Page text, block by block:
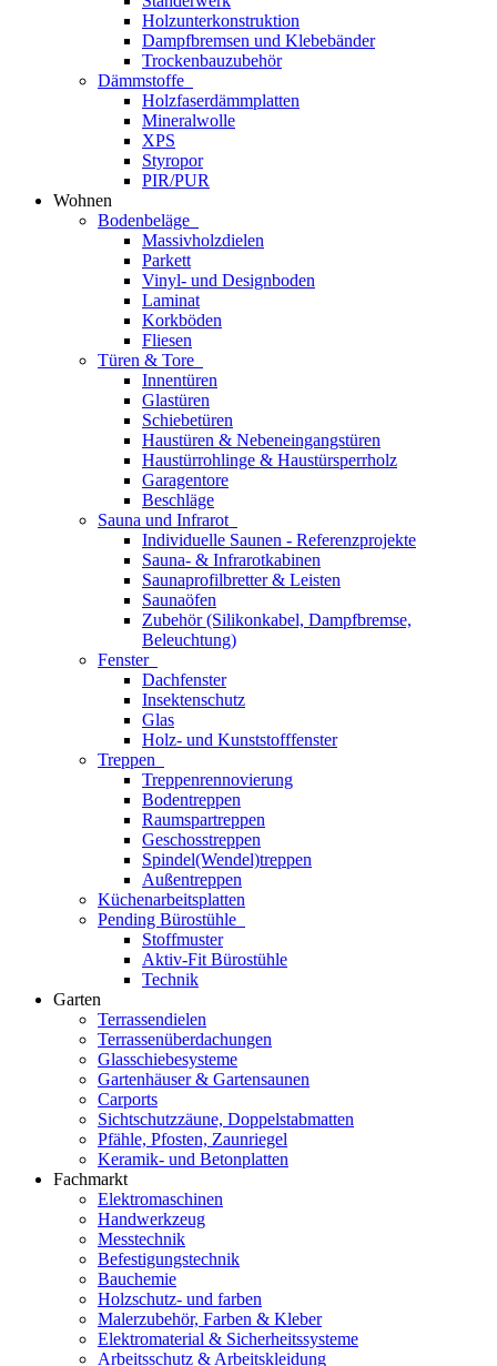
Holzunterkonstruktion
Dampfbremsen und Klebebänder
Trockenbauzubehör
Dämmstoffe
Holzfaserdämmplatten
Mineralwolle
XPS
Styropor
PIR/PUR
Wohnen
Bodenbeläge
Massivholzdielen
Parkett
Vinyl- und Designboden
Laminat
Korkböden
Fliesen
Türen & Tore
Innentüren
Glastüren
Schiebetüren
Haustüren & Nebeneingangstüren
Haustürrohlinge & Haustürsperrholz
Garagentore
Beschläge
Sauna und Infrarot
Individuelle Saunen - Referenzprojekte
Sauna- & Infrarotkabinen
Saunaprofilbretter & Leisten
Saunaöfen
Zubehör (Silikonkabel, Dampfbremse,
Beleuchtung)
Fenster
Dachfenster
Insektenschutz
Glas
Holz- und Kunststofffenster
Treppen
Treppenrennovierung
Bodentreppen
Raumspartreppen
Geschosstreppen
Spindel(Wendel)treppen
Außentreppen
Küchenarbeitsplatten
Pending Bürostühle
Stoffmuster
Aktiv-Fit Bürostühle
Technik
Garten
Terrassendielen
Terrassenüberdachungen
Glasschiebesysteme
Gartenhäuser & Gartensaunen
Carports
Sichtschutzzäune, Doppelstabmatten
Pfähle, Pfosten, Zaunriegel
Keramik- und Betonplatten
Fachmarkt
Elektromaschinen
Handwerkzeug
Messtechnik
Befestigungstechnik
Bauchemie
Holzschutz- und farben
Malerzubehör, Farben & Kleber
Elektromaterial & Sicherheitssysteme
Arbeitsschutz & Arbeitskleidung